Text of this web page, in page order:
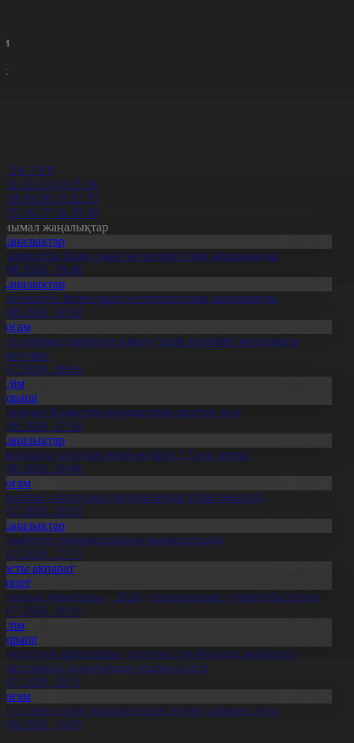
5 6 7 8 9
11 12 13 14 15 16
18 19 20 21 22 23
25 26 27 28 29 30
жаңалықтар
білім грант иегерлері тізімі жарияланды
19:46
білім грант иегерлері тізімі жарияланды
16:50
салалық дәрігерге қаралу үшін терапевт жолдамасы
емес
20:05
Қазақстан өсімдіктерін зерттеп жүр
17:30
отандық өнім өндірісі 1,5 есе артты
20:06
сайлауына үміткерлердің тізімі бекітілді
20:03
теміржолшылар марапатталды
17:15
ақпарат
ойындары – 2026» халықаралық турнирі басталды
10:01
ұрпақтары» грантын тағайындау жөніндегі
қорытынды отырысы өтті
20:11
еті мен тауық жұмыртқасын өндіру қарқын алды
10:05